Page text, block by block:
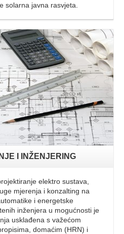
solarna javna rasvjeta.
I INŽENJERING
elektro sustava,
mjerenja i konzalting na
i energetske
inženjera u mogućnosti je
usklađena s važećom
domaćim (HRN) i